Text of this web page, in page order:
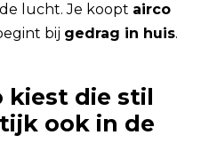
lucht. Je koopt airco
bij gedrag in huis.
kiest die stil
ook in de